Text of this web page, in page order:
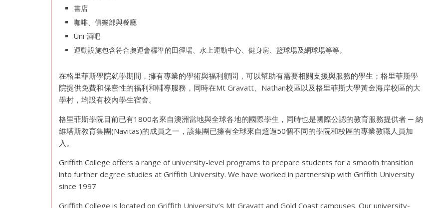
書店
咖啡、俱樂部與餐廳
Uni 酒吧
運動設施包含符合奧運會標準的田徑場、水上運動中心、健身房、籃球場及網球場等等。
在格里菲斯學院就學期間，擁有專業的學術與福利顧問，可以幫助有需要相關支援與服務的學生；格里菲斯學
院提供免費和保密性的福利和輔導服務，同時在Mt Gravatt、Nathan校區以及格里菲斯大學黃金海岸校區的大
學村，均設有校內學生宿舍。
格里菲斯學院目前已有1800名來自澳洲當地與全球各地的國際學生，同時也是國際公認的教育服務提供者 ─ 納
維塔斯教育集團(Navitas)的成員之一，該集團已擁有全球來自超過50個不同的學院和校區的專業教職人員加
入。
Griffith College offers a range of university-level programs to prepare students for a smooth transition
into further degree studies at Griffith University. We have worked in partnership with Griffith University
since 1997
Griffith College is located on Griffith University’s Mt Gravatt and Gold Coast campuses. Our university-